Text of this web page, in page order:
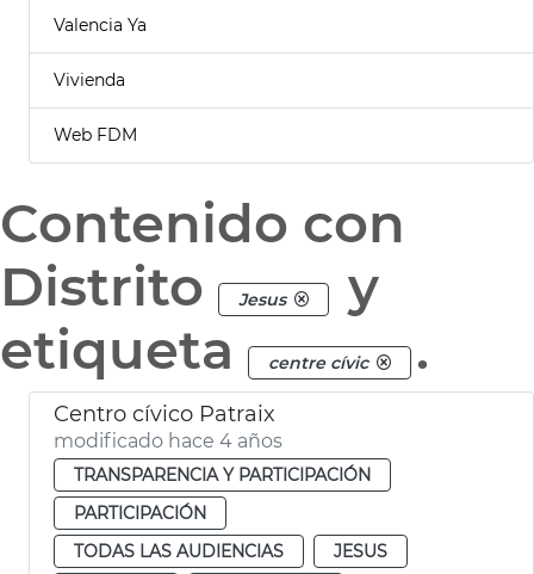
Valencia Ya
Vivienda
Web FDM
Contenido con
Distrito
Jesus
y
etiqueta
centre cívic .
Centro cívico Patraix
modificado hace 4 años
TRANSPARENCIA Y PARTICIPACIÓN
PARTICIPACIÓN
TODAS LAS AUDIENCIAS
JESUS